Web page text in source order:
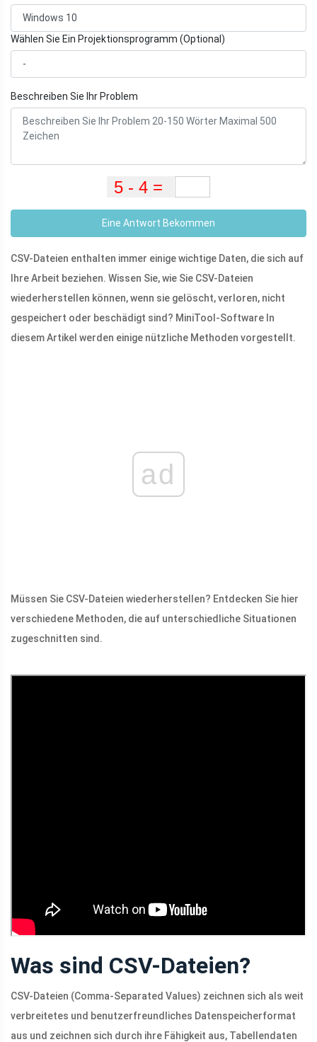
Wählen Sie Ein Projektionsprogramm (Optional)
Beschreiben Sie Ihr Problem
Eine Antwort Bekommen
CSV-Dateien enthalten immer einige wichtige Daten, die sich auf
Ihre Arbeit beziehen. Wissen Sie, wie Sie CSV-Dateien
wiederherstellen können, wenn sie gelöscht, verloren, nicht
gespeichert oder beschädigt sind? MiniTool-Software In
diesem Artikel werden einige nützliche Methoden vorgestellt.
ad
Müssen Sie CSV-Dateien wiederherstellen? Entdecken Sie hier
verschiedene Methoden, die auf unterschiedliche Situationen
zugeschnitten sind.
Was sind CSV-Dateien?
CSV-Dateien (Comma-Separated Values) zeichnen sich als weit
verbreitetes und benutzerfreundliches Datenspeicherformat
aus und zeichnen sich durch ihre Fähigkeit aus, Tabellendaten